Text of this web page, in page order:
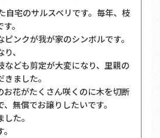
自宅のサルスベリです。毎年、枝
。
ンクが我が家のシンボルです。
、
なども剪定が大変になり、里親の
ました。
お花がたくさん咲くのに木を切断
無償でお譲りしたいです。
た。